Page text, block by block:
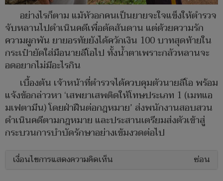
อย่างไรก็ตาม แม้หัวอกคนเป็นยายจะใจแข็งให้ตำรวจ
จับหลานไปดำเนินคดีเพื่อดัดสันดาน แต่ด้วยความรัก
ความผูกพัน ยายอรทัยยังได้ควักเงิน 100 บาทสุดท้ายใน
กระเป๋ายัดใส่มือนายลีโอไป ทั้งน้ำตาเพราะกลัวหลานจะ
อดอยากไม่มีอะไรกิน
เบื้องต้น เจ้าหน้าที่ตำรวจได้ควบคุมตัวนายลีโอ พร้อม
แจ้งข้อกล่าวหา ‘เสพยาเสพติดให้โทษประเภท 1 (เมทแอ
มเฟตามีน) โดยฝ่าฝืนต่อกฎหมาย’ ส่งพนักงานสอบสวน
ดำเนินคดีตามกฎหมาย และประสานเตรียมส่งตัวเข้าสู่
กระบวนการบำบัดรักษาอย่างเข้มงวดต่อไป
เงื่อนไขการแสดงความคิดเห็น ซ่อน